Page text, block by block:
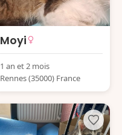
Moyi
1 an et 2 mois
Rennes (35000) France